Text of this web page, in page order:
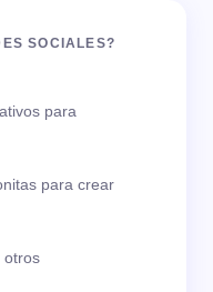
SOCIALES?
para
para crear
otros